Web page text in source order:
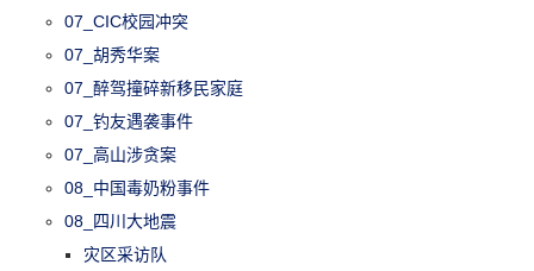
07_CIC校园冲突
07_胡秀华案
07_醉驾撞碎新移民家庭
07_钓友遇袭事件
07_高山涉贪案
08_中国毒奶粉事件
08_四川大地震
灾区采访队